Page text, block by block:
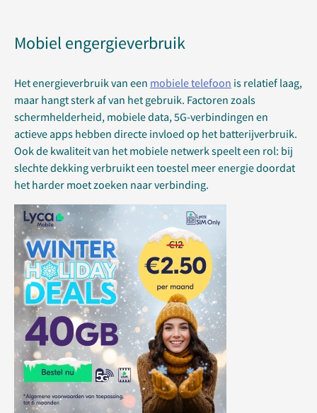
Mobiel engergieverbruik
Het energieverbruik van een mobiele telefoon is relatief laag,
maar hangt sterk af van het gebruik. Factoren zoals
schermhelderheid, mobiele data, 5G-verbindingen en
actieve apps hebben directe invloed op het batterijverbruik.
Ook de kwaliteit van het mobiele netwerk speelt een rol: bij
slechte dekking verbruikt een toestel meer energie doordat
het harder moet zoeken naar verbinding.